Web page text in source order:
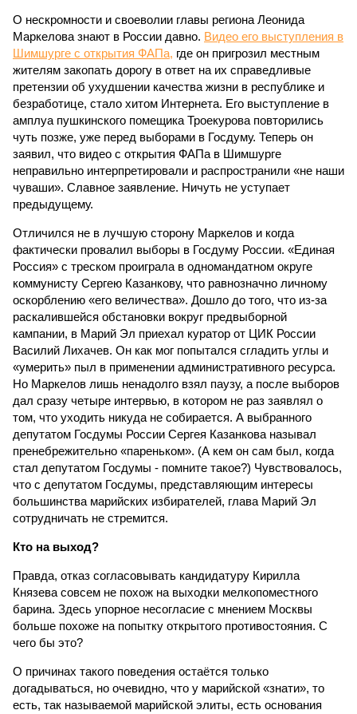
О нескромности и своеволии главы региона Леонида
Маркелова знают в России давно. Видео его выступления в
Шимшурге с открытия ФАПа, где он пригрозил местным
жителям закопать дорогу в ответ на их справедливые
претензии об ухудшении качества жизни в республике и
безработице, стало хитом Интернета. Его выступление в
амплуа пушкинского помещика Троекурова повторились
чуть позже, уже перед выборами в Госдуму. Теперь он
заявил, что видео с открытия ФАПа в Шимшурге
неправильно интерпретировали и распространили «не наши
чуваши». Славное заявление. Ничуть не уступает
предыдущему.
Отличился не в лучшую сторону Маркелов и когда
фактически провалил выборы в Госдуму России. «Единая
Россия» с треском проиграла в одномандатном округе
коммунисту Сергею Казанкову, что равнозначно личному
оскорблению «его величества». Дошло до того, что из-за
раскалившейся обстановки вокруг предвыборной
кампании, в Марий Эл приехал куратор от ЦИК России
Василий Лихачев. Он как мог попытался сгладить углы и
«умерить» пыл в применении административного ресурса.
Но Маркелов лишь ненадолго взял паузу, а после выборов
дал сразу четыре интервью, в котором не раз заявлял о
том, что уходить никуда не собирается. А выбранного
депутатом Госдумы России Сергея Казанкова называл
пренебрежительно «пареньком». (А кем он сам был, когда
стал депутатом Госдумы - помните такое?) Чувствовалось,
что с депутатом Госдумы, представляющим интересы
большинства марийских избирателей, глава Марий Эл
сотрудничать не стремится.
Кто на выход?
Правда, отказ согласовывать кандидатуру Кирилла
Князева совсем не похож на выходки мелкопоместного
барина. Здесь упорное несогласие с мнением Москвы
больше похоже на попытку открытого противостояния. С
чего бы это?
О причинах такого поведения остаётся только
догадываться, но очевидно, что у марийской «знати», то
есть, так называемой марийской элиты, есть основания